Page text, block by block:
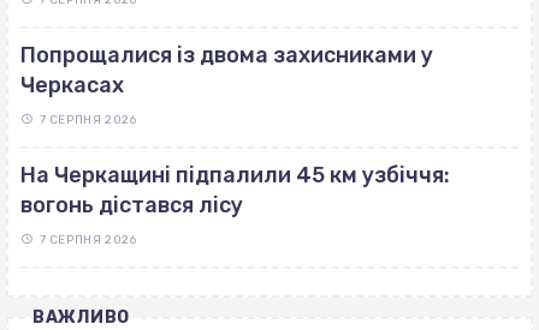
Попрощалися із двома захисниками у
Черкасах
7 СЕРПНЯ 2026
На Черкащині підпалили 45 км узбіччя:
вогонь дістався лісу
7 СЕРПНЯ 2026
ВАЖЛИВО